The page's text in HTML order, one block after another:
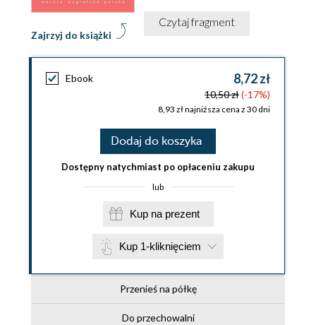
Zajrzyj do książki
Czytaj fragment
Ebook 8,72 zł
10,50 zł(-17%)
8,93 zł najniższa cena z 30 dni
Dodaj do koszyka
Dostępny natychmiast po opłaceniu zakupu
lub
Kup na prezent
Kup 1-kliknięciem
Przenieś na półkę
Do przechowalni